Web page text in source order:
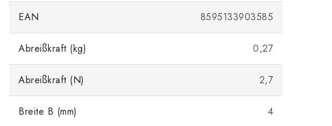
EAN 8595133903585
Abreißkraft (kg) 0,27
Abreißkraft (N) 2,7
Breite B (mm) 4